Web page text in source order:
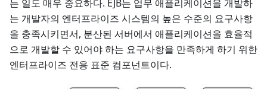
는 일도 매우 중요하다. EJB는 업무 애플리케이션을 개발하
는 개발자의 엔터프라이즈 시스템의 높은 수준의 요구사항
을 충족시키면서, 분산된 서버에서 애플리케이션을 효율적
으로 개발할 수 있어야 하는 요구사항을 만족하게 하기 위한
엔터프라이즈 전용 표준 컴포넌트이다.